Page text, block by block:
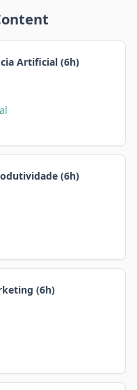
Artificial (6h)
(6h)
(6h)